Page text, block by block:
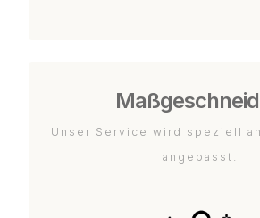
Unser Service wird speziell
angepasst.